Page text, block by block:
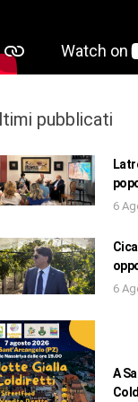
pubblicati
6
6
A